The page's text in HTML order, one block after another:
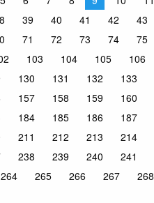
39 40 41 42 43
71 72 73 74 75
103 104 105 106
130 131 132 133
157 158 159 160
184 185 186 187
211 212 213 214
238 239 240 241
264 265 266 267 268